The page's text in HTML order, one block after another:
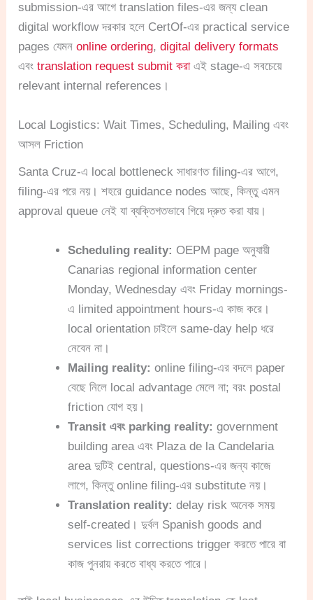
submission-এর আগে translation files-এর জন্য clean
digital workflow দরকার হলে CertOf-এর practical service
pages যেমনonline ordering,digital delivery formats
এবংtranslation request submit করাএই stage-এ সবচেয়ে
relevant internal references।
Local Logistics: Wait Times, Scheduling, Mailing এবং
আসল Friction
Santa Cruz-এ local bottleneck সাধারণত filing-এর আগে,
filing-এর পরে নয়। শহরে guidance nodes আছে, কিন্তু এমন
approval queue নেই যা ব্যক্তিগতভাবে গিয়ে দ্রুত করা যায়।
Scheduling reality: OEPM page অনুযায়ী
Canarias regional information center
Monday, Wednesday এবং Friday mornings-
এ limited appointment hours-এ কাজ করে।
local orientation চাইলে same-day help ধরে
নেবেন না।
Mailing reality: online filing-এর বদলে paper
বেছে নিলে local advantage মেলে না; বরং postal
friction যোগ হয়।
Transit এবং parking reality: government
building area এবং Plaza de la Candelaria
area দুটিই central, questions-এর জন্য কাজে
লাগে, কিন্তু online filing-এর substitute নয়।
Translation reality: delay risk অনেক সময়
self-created। দুর্বল Spanish goods and
services list corrections trigger করতে পারে বা
কাজ পুনরায় করতে বাধ্য করতে পারে।